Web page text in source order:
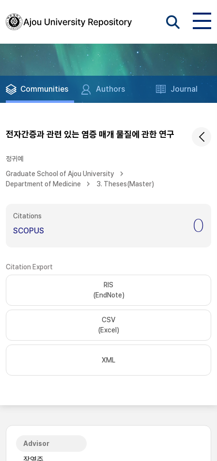
Communities Authors Journal
전자간증과 관련 있는 염증 매개 물질에 관한 연구
정귀예
Graduate School of Ajou University
Department of Medicine
3. Theses(Master)
Citations
SCOPUS 0
Citation Export
RIS
(EndNote)
CSV
(Excel)
XML
Advisor